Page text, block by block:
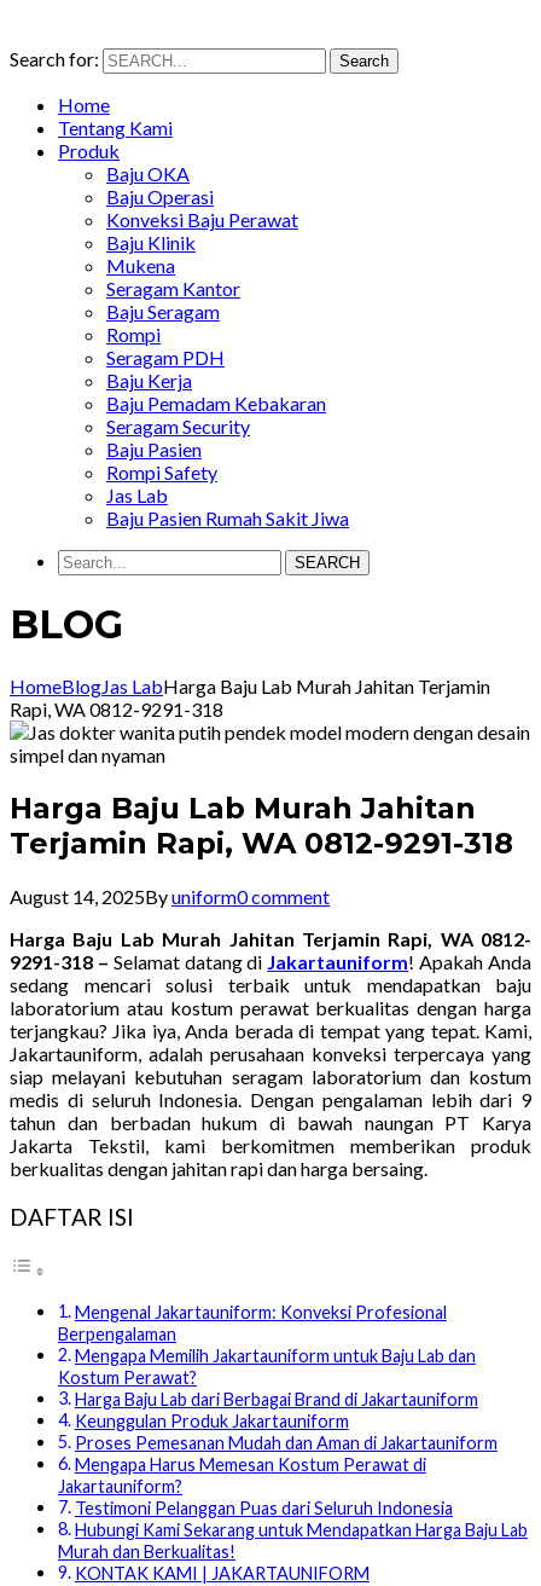
Search for: Search
Home
Tentang Kami
Produk
Baju OKA
Baju Operasi
Konveksi Baju Perawat
Baju Klinik
Mukena
Seragam Kantor
Baju Seragam
Rompi
Seragam PDH
Baju Kerja
Baju Pemadam Kebakaran
Seragam Security
Baju Pasien
Rompi Safety
Jas Lab
Baju Pasien Rumah Sakit Jiwa
SEARCH
BLOG
HomeBlogJas LabHarga Baju Lab Murah Jahitan Terjamin
Rapi, WA 0812-9291-318
Harga Baju Lab Murah Jahitan
Terjamin Rapi, WA 0812-9291-318
August 14, 2025Byuniform0 comment
Harga Baju Lab Murah Jahitan Terjamin Rapi, WA 0812-
9291-318 – Selamat datang di Jakartauniform! Apakah Anda
sedang mencari solusi terbaik untuk mendapatkan baju
laboratorium atau kostum perawat berkualitas dengan harga
terjangkau? Jika iya, Anda berada di tempat yang tepat. Kami,
Jakartauniform, adalah perusahaan konveksi terpercaya yang
siap melayani kebutuhan seragam laboratorium dan kostum
medis di seluruh Indonesia. Dengan pengalaman lebih dari 9
tahun dan berbadan hukum di bawah naungan PT Karya
Jakarta Tekstil, kami berkomitmen memberikan produk
berkualitas dengan jahitan rapi dan harga bersaing.
DAFTAR ISI
Mengenal Jakartauniform: Konveksi Profesional
Berpengalaman
Mengapa Memilih Jakartauniform untuk Baju Lab dan
Kostum Perawat?
Harga Baju Lab dari Berbagai Brand di Jakartauniform
Keunggulan Produk Jakartauniform
Proses Pemesanan Mudah dan Aman di Jakartauniform
Mengapa Harus Memesan Kostum Perawat di
Jakartauniform?
Testimoni Pelanggan Puas dari Seluruh Indonesia
Hubungi Kami Sekarang untuk Mendapatkan Harga Baju Lab
Murah dan Berkualitas!
KONTAK KAMI | JAKARTAUNIFORM